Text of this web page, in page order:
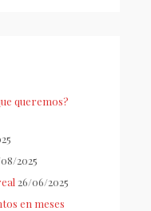
queremos?
2025
26/06/2025
en meses